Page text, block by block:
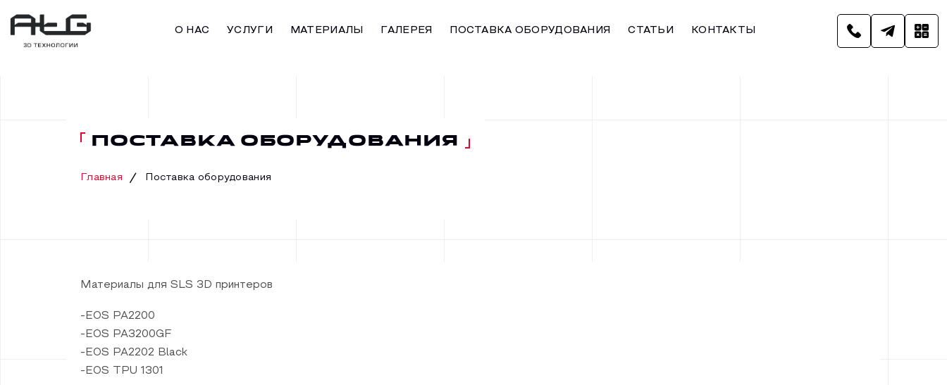
О НАС УСЛУГИ МАТЕРИАЛЫ ГАЛЕРЕЯ ПОСТАВКА ОБОРУДОВАНИЯ СТАТЬИ КОНТАКТЫ
ПОСТАВКА ОБОРУДОВАНИЯ
Главная Поставка оборудования
Материалы для SLS 3D принтеров
-EOS PA2200
-EOS PA3200GF
-EOS PA2202 Black
-EOS TPU 1301